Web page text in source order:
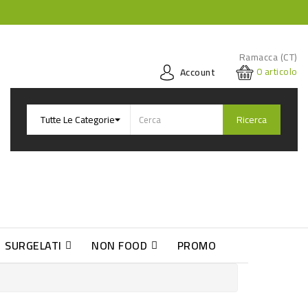
Ramacca (CT)
Account
0articolo
Ricerca
SURGELATI NON FOOD PROMO